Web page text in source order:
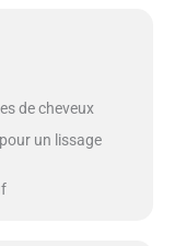
de cheveux
un lissage